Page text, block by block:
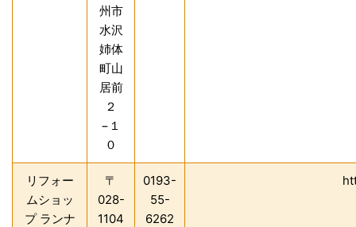
州市
水沢
姉体
町山
居前
２
−１
０
リフォー
ムショッ
プ ランナ
〒
028-
1104
0193-
55-
6262